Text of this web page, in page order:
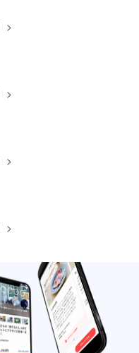
書きを
ご確認
くださ
い。 実
際にお
届けす
るリ
ターン
記され
ます。
商品開
封前に
は必ず
お届け
のリ
ターン
都合上
ご利用
頂けま
せん ご
了承下
さ
い。
「原材
×3パッ
ク ※
テーマ
画像に
写真 神
奈川県
から ブ
ロ雅さ
１６
匹
神奈川
県佐島
から 丸
吉商店
さん、
平敏丸
>
>
>
>